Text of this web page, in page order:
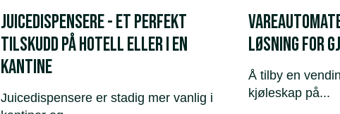
Juicedispensere - et perfekt
tilskudd på hotell eller i en
kantine
Juicedispensere er stadig mer vanlig i
løsning for
Å tilby en
kjøleskap på...